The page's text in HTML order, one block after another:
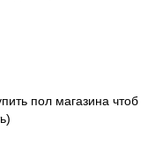
пол магазина чтоб